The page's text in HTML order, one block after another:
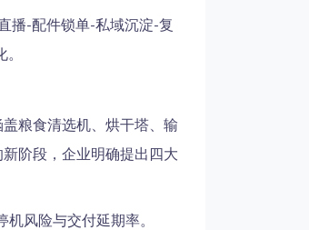
播-配件锁单-私域沉淀-复
粮食清选机、烘干塔、输
阶段，企业明确提出四大
风险与交付延期率。